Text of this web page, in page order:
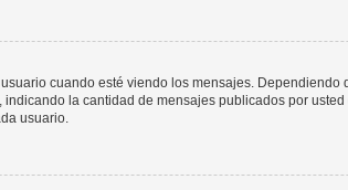
cuando esté viendo los mensajes.
la cantidad de mensajes publicados por
usuario.